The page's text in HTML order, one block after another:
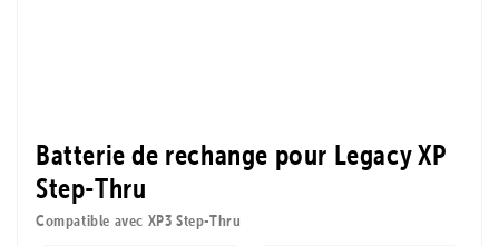
Batterie de rechange pour Legacy XP
Step-Thru
Compatible avec XP3 Step-Thru